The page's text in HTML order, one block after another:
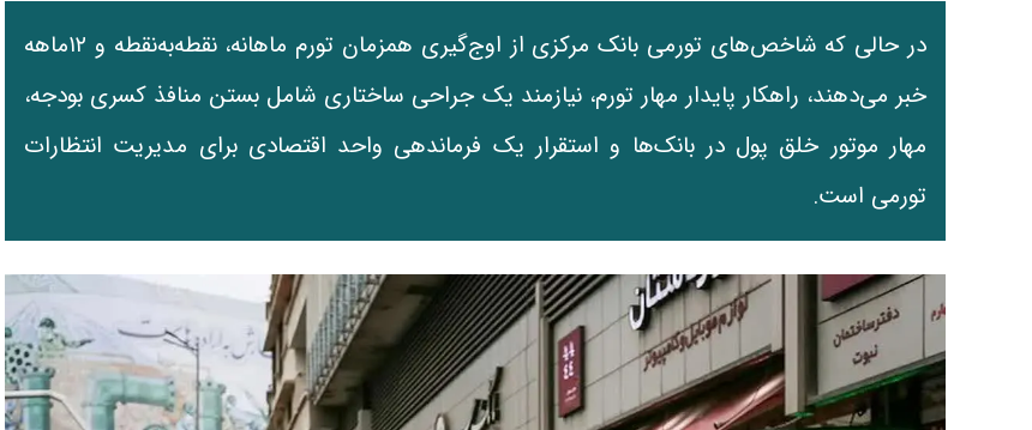
در حالی که شاخص‌های تورمی بانک مرکزی از اوج‌گیری همزمان تورم ماهانه، نقطه‌به‌نقطه و ۱۲ماهه
خبر می‌دهند، راهکار پایدار مهار تورم، نیازمند یک جراحی ساختاری شامل بستن منافذ کسری بودجه،
مهار موتور خلق پول در بانک‌ها و استقرار یک فرماندهی واحد اقتصادی برای مدیریت انتظارات
تورمی است.